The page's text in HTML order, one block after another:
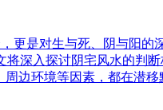
更是对生与死、阴与阳
深入探讨阴宅风水的判
边环境等因素，都在潜移